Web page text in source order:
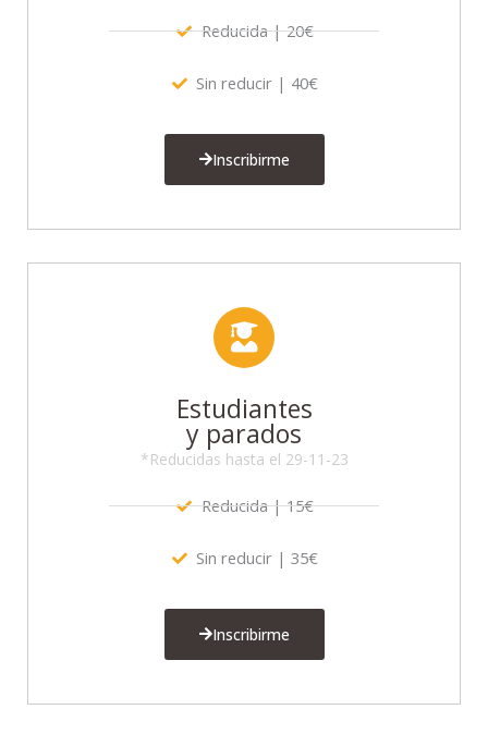
Reducida | 20€
Sin reducir | 40€
Inscribirme
Estudiantes
y parados
*Reducidas hasta el 29-11-23
Reducida | 15€
Sin reducir | 35€
Inscribirme